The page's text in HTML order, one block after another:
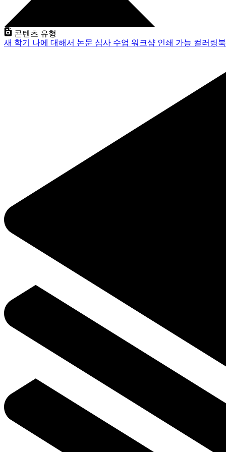
콘텐츠 유형
새 학기 나에 대해서 논문 심사 수업 워크샵 인쇄 가능 컬러링북